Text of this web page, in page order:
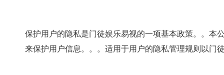
保护用户的隐私是门徒娱乐易视的一项基本政策。。本
来保护用户信息。。。适用于用户的隐私管理规则以